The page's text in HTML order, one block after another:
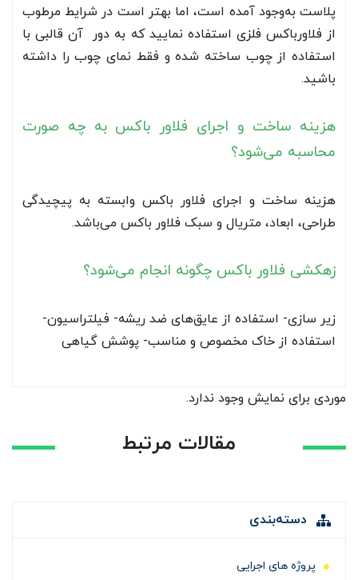
پلاست به‌وجود آمده است، اما بهتر است در شرایط مرطوب
از فلاورباکس فلزی استفاده نمایید که به دور آن قالبی با
استفاده از چوب ساخته شده و فقط نمای چوب را داشته
باشید.
هزینه ساخت و اجرای فلاور باکس به چه صورت
محاسبه می‌شود؟
هزینه ساخت و اجرای فلاور باکس وابسته به پیچیدگی
طراحی، ابعاد، متریال و سبک فلاور باکس می‌باشد.
زهکشی فلاور باکس چگونه انجام می‌شود؟
زیر سازی- استفاده از عایق‌های ضد ریشه- فیلتراسیون-
استفاده از خاک مخصوص و مناسب- پوشش گیاهی
موردی برای نمایش وجود ندارد.
مقالات مرتبط
دسته‌بندی
پروژه های اجرایی